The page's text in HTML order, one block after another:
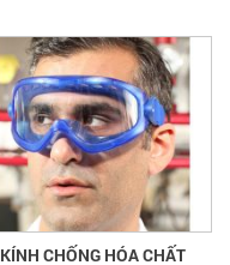
KÍNH CHỐNG HÓA CHẤT